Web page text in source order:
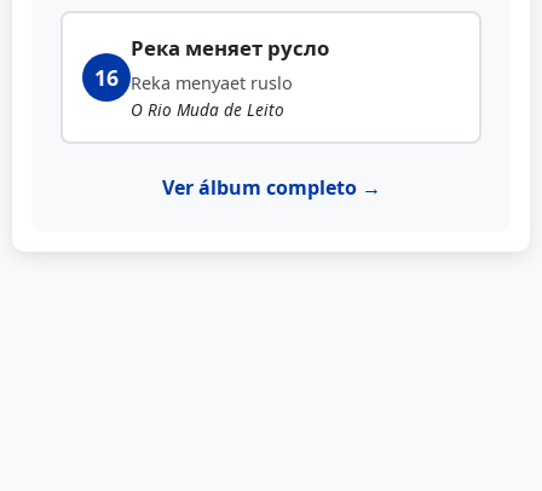
16
Река меняет русло
Reka menyaet ruslo
O Rio Muda de Leito
Ver álbum completo →